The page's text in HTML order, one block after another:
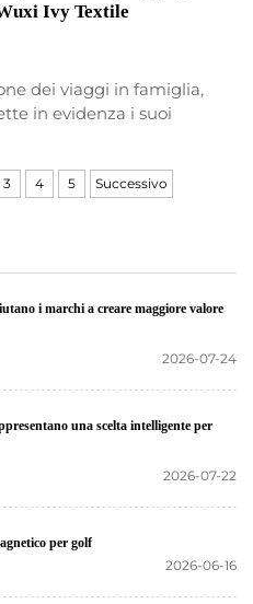
Ivy Textile
dei viaggi in famiglia,
in evidenza i suoi
per il viaggio.
3 4 5 Successivo
i marchi a creare maggiore valore
2026-07-24
una scelta intelligente per
2026-07-22
per golf
2026-06-16